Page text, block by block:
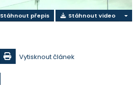
Stáhnout přepis Stáhnout video
Vytisknout článek